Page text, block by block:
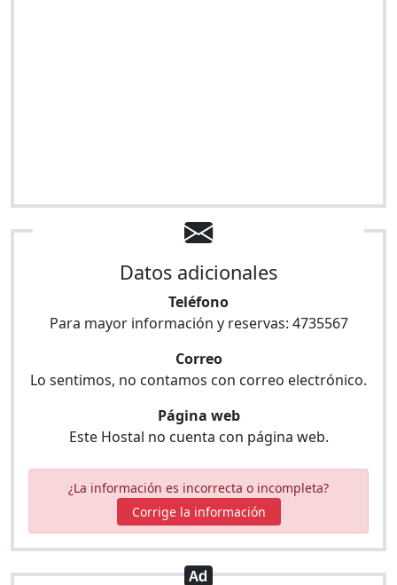
Datos adicionales
Teléfono
Para mayor información y reservas: 4735567
Correo
Lo sentimos, no contamos con correo electrónico.
Página web
Este Hostal no cuenta con página web.
¿La información es incorrecta o incompleta?
Corrige la información